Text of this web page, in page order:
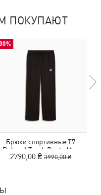
ПОКУПАЮТ
Брюки спортивные T7
Relaxed Track Pants Men
2790,00 ₴ 3990,00 ₴